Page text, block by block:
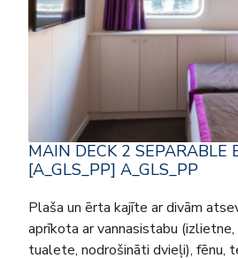
MAIN DECK 2 SEPARABLE
[A_GLS_PP] A_GLS_PP
Plaša un ērta kajīte ar divām
aprīkota ar vannasistabu (izlietne,
tualete, nodrošināti dvieļi), fēnu,